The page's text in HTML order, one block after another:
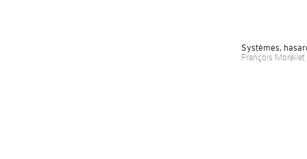
Systèmes,
François Morellet